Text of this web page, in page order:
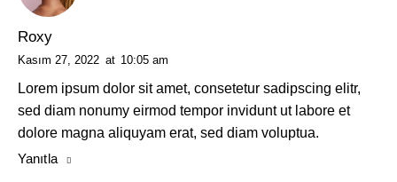
Roxy
Kasım 27, 2022 at 10:05 am
Lorem ipsum dolor sit amet, consetetur sadipscing elitr,
sed diam nonumy eirmod tempor invidunt ut labore et
dolore magna aliquyam erat, sed diam voluptua.
Yanıtla